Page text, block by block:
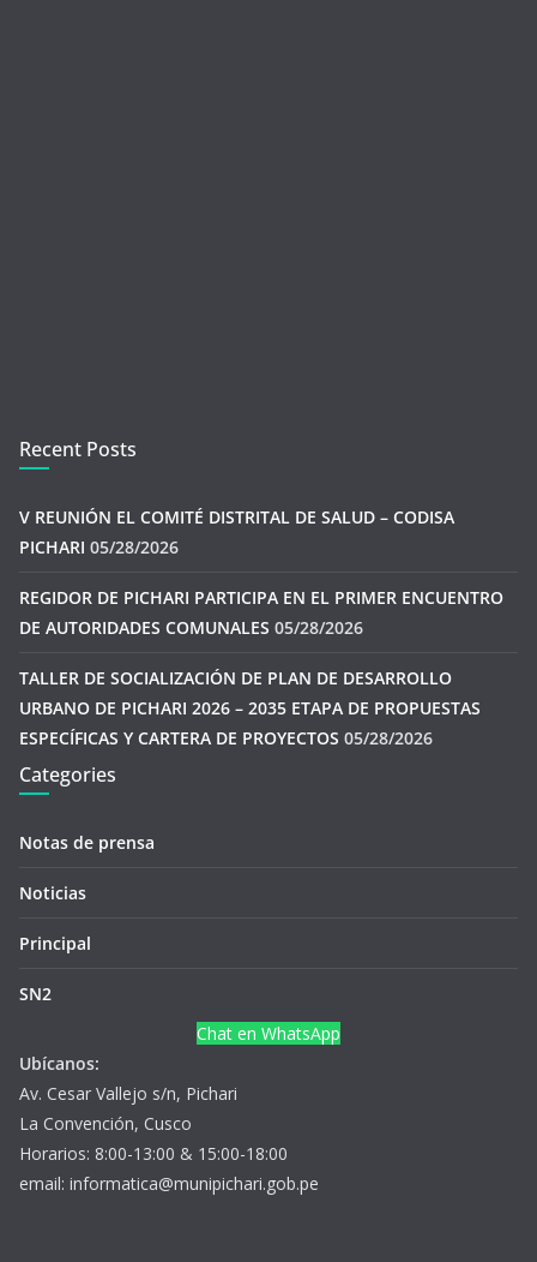
Recent Posts
V REUNIÓN EL COMITÉ DISTRITAL DE SALUD – CODISA
PICHARI 05/28/2026
REGIDOR DE PICHARI PARTICIPA EN EL PRIMER ENCUENTRO
DE AUTORIDADES COMUNALES 05/28/2026
TALLER DE SOCIALIZACIÓN DE PLAN DE DESARROLLO
URBANO DE PICHARI 2026 – 2035 ETAPA DE PROPUESTAS
ESPECÍFICAS Y CARTERA DE PROYECTOS 05/28/2026
Categories
Notas de prensa
Noticias
Principal
SN2
Chat en WhatsApp
Ubícanos:
Av. Cesar Vallejo s/n, Pichari
La Convención, Cusco
Horarios: 8:00-13:00 & 15:00-18:00
email: informatica@munipichari.gob.pe